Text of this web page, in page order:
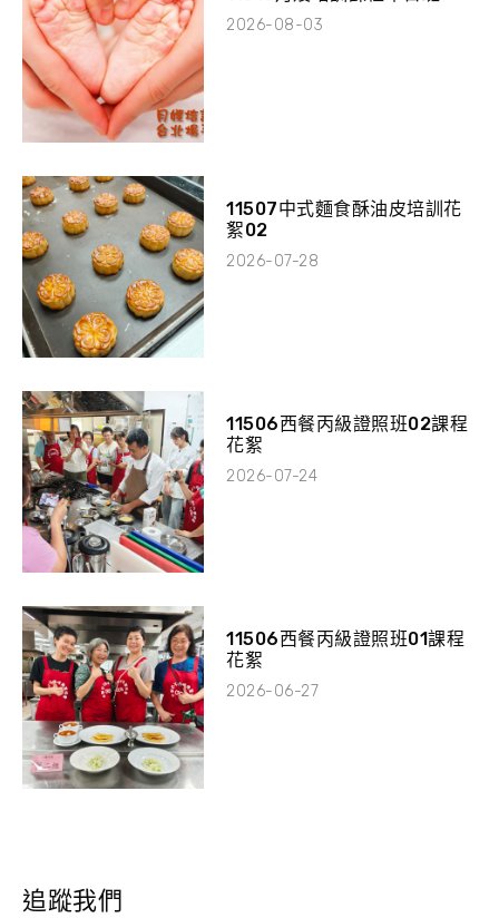
2026-08-03
11507中式麵食酥油皮培訓花
絮02
2026-07-28
11506西餐丙級證照班02課程
花絮
2026-07-24
11506西餐丙級證照班01課程
花絮
2026-06-27
追蹤我們